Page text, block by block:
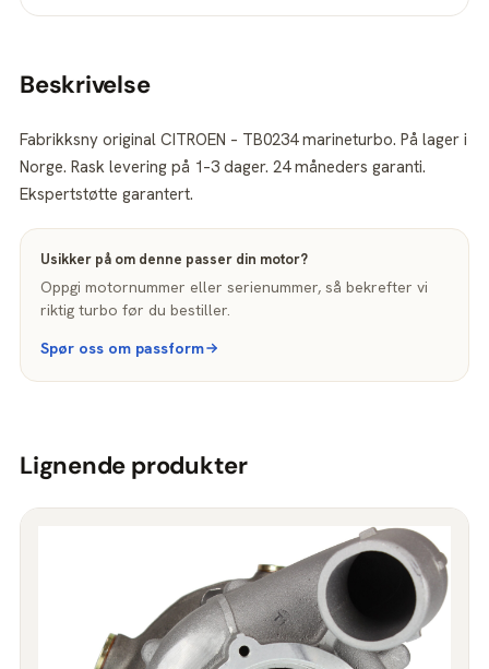
Beskrivelse
Fabrikksny original CITROEN – TB0234 marineturbo. På lager i
Norge. Rask levering på 1–3 dager. 24 måneders garanti.
Ekspertstøtte garantert.
Usikker på om denne passer din motor?
Oppgi motornummer eller serienummer, så bekrefter vi
riktig turbo før du bestiller.
Spør oss om passform
Lignende produkter